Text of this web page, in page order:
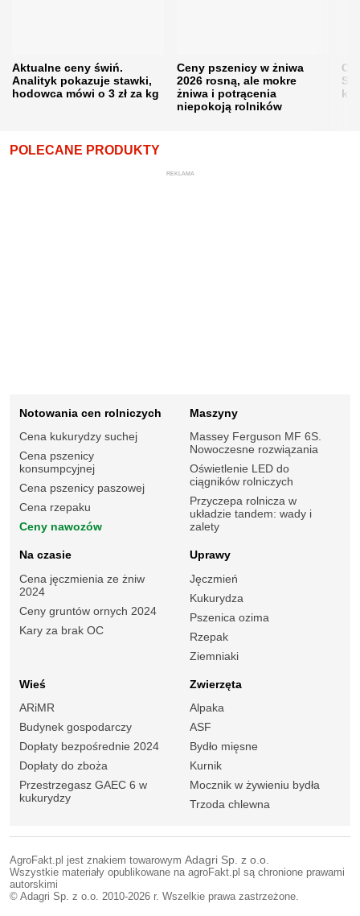
Aktualne ceny świń.
Analityk pokazuje stawki,
hodowca mówi o 3 zł za kg
Ceny pszenicy w żniwa
2026 rosną, ale mokre
żniwa i potrącenia
niepokoją rolników
POLECANE PRODUKTY
REKLAMA
Notowania cen rolniczych
Cena kukurydzy suchej
Cena pszenicy
konsumpcyjnej
Cena pszenicy paszowej
Cena rzepaku
Ceny nawozów
Maszyny
Massey Ferguson MF 6S.
Nowoczesne rozwiązania
Oświetlenie LED do
ciągników rolniczych
Przyczepa rolnicza w
układzie tandem: wady i
zalety
Na czasie
Cena jęczmienia ze żniw
2024
Ceny gruntów ornych 2024
Kary za brak OC
Uprawy
Jęczmień
Kukurydza
Pszenica ozima
Rzepak
Ziemniaki
Wieś
ARiMR
Budynek gospodarczy
Dopłaty bezpośrednie 2024
Dopłaty do zboża
Przestrzegasz GAEC 6 w
kukurydzy
Zwierzęta
Alpaka
ASF
Bydło mięsne
Kurnik
Mocznik w żywieniu bydła
Trzoda chlewna
AgroFakt.pl jest znakiem towarowym Adagri Sp. z o.o.
Wszystkie materiały opublikowane na agroFakt.pl są chronione prawami
autorskimi
© Adagri Sp. z o.o. 2010-2026 r. Wszelkie prawa zastrzeżone.